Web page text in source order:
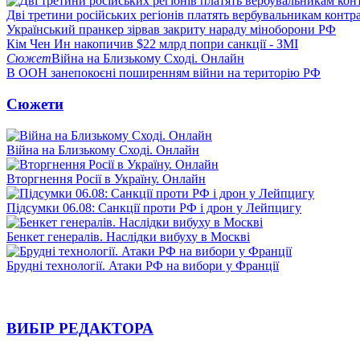
Дві третини російських регіонів платять вербувальникам
Український пранкер зірвав закриту нараду міноборони РФ
Кім Чен Ин накопичив $22 млрд попри санкції - ЗМІ
СюжетВійна на Близькому Сході. Онлайн
В ООН занепокоєні поширенням війни на територію РФ
Сюжети
Війна на Близькому Сході. Онлайн
Вторгнення Росії в Україну. Онлайн
Підсумки 06.08: Санкції проти РФ і дрон у Лейпцигу
Бенкет генералів. Наслідки вибуху в Москві
Брудні технології. Атаки РФ на вибори у Франції
ВИБІР РЕДАКТОРА